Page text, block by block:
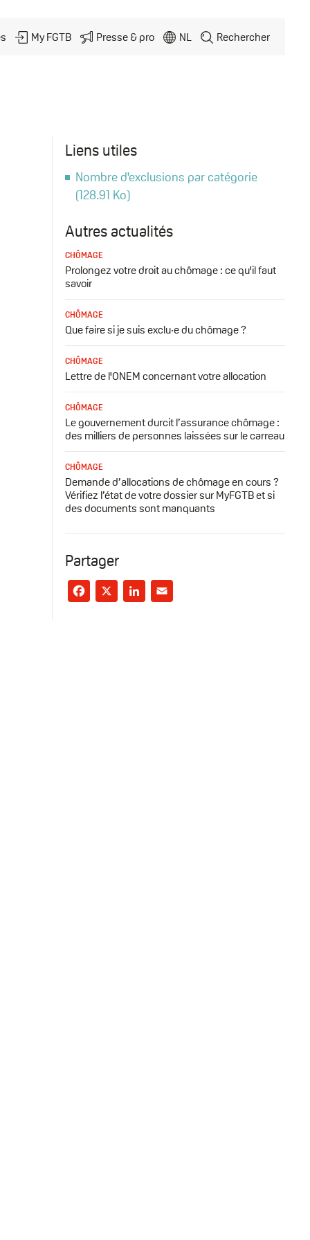
My FGTB Presse & pro NL Rechercher
Liens utiles
Document
Nombre d'exclusions par catégorie
(128.91 Ko)
Autres actualités
CHÔMAGE
Prolongez votre droit au chômage : ce qu'il faut
savoir
CHÔMAGE
Que faire si je suis exclu·e du chômage ?
CHÔMAGE
Lettre de l'ONEM concernant votre allocation
CHÔMAGE
Le gouvernement durcit l’assurance chômage :
des milliers de personnes laissées sur le carreau
CHÔMAGE
Demande d’allocations de chômage en cours ?
Vérifiez l’état de votre dossier sur MyFGTB et si
des documents sont manquants
Partager
Facebook
X LinkedIn